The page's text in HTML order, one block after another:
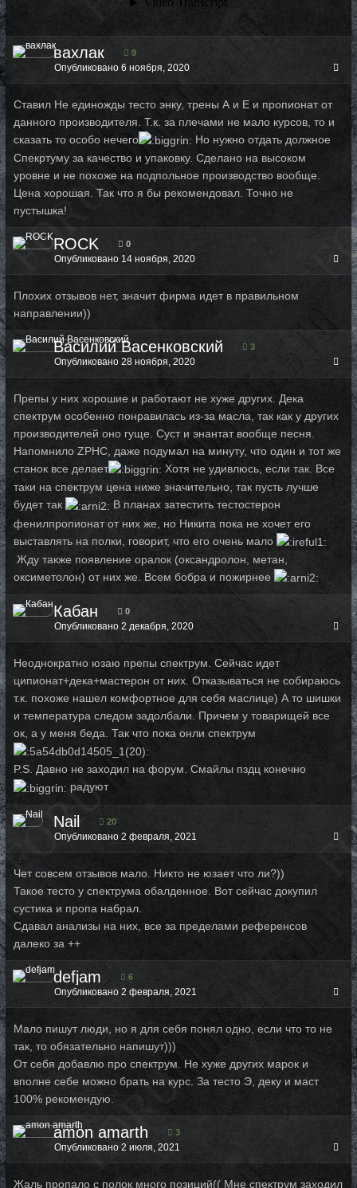
вахлак 9
Опубликовано 6 ноября, 2020
Ставил Не единожды тесто энку, трены А и Е и пропионат от
данного производителя. Т.к. за плечами не мало курсов, то и
сказать то особо нечего
Но нужно отдать должное
Спекртуму за качество и упаковку. Сделано на высоком
уровне и не похоже на подпольное производство вообще.
Цена хорошая. Так что я бы рекомендовал. Точно не
пустышка!
ROCK 0
Опубликовано 14 ноября, 2020
Плохих отзывов нет, значит фирма идет в правильном
направлении))
Василий Васенковский 3
Опубликовано 28 ноября, 2020
Препы у них хорошие и работают не хуже других. Дека
спектрум особенно понравилась из-за масла, так как у других
производителей оно гуще. Суст и энантат вообще песня.
Напомнило ZPHC, даже подумал на минуту, что один и тот же
станок все делает
Хотя не удивлюсь, если так. Все
таки на спектрум цена ниже значительно, так пусть лучше
будет так
В планах затестить тестостерон
фенилпропионат от них же, но Никита пока не хочет его
выставлять на полки, говорит, что его очень мало
Жду также появление оралок (оксандролон, метан,
оксиметолон) от них же. Всем бобра и пожирнее
Кабан 0
Опубликовано 2 декабря, 2020
Неоднократно юзаю препы спектрум. Сейчас идет
ципионат+дека+мастерон от них. Отказываться не собираюсь
т.к. похоже нашел комфортное для себя маслице) А то шишки
и температура следом задолбали. Причем у товарищей все
ок, а у меня беда. Так что пока онли спектрум
P.S. Давно не заходил на форум. Смайлы пздц конечно
радуют
Nail 20
Опубликовано 2 февраля, 2021
Чет совсем отзывов мало. Никто не юзает что ли?))
Такое тесто у спектрума обалденное. Вот сейчас докупил
сустика и пропа набрал.
Сдавал анализы на них, все за пределами референсов
далеко за ++
defjam 6
Опубликовано 2 февраля, 2021
Мало пишут люди, но я для себя понял одно, если что то не
так, то обязательно напишут)))
От себя добавлю про спектрум. Не хуже других марок и
вполне себе можно брать на курс. За тесто Э, деку и маст
100% рекомендую.
amon amarth 3
Опубликовано 2 июля, 2021
Жаль пропало с полок много позиций(( Мне спектрум заходил